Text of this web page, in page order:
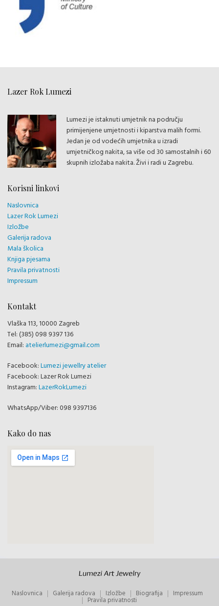
Lazer Rok Lumezi
Lumezi je istaknuti umjetnik na području
primijenjene umjetnosti i kiparstva malih formi.
Jedan je od vodećih umjetnika u izradi
umjetničkog nakita, sa više od 30 samostalnih i 60
skupnih izložaba nakita. Živi i radi u Zagrebu.
Korisni linkovi
Naslovnica
Lazer Rok Lumezi
Izložbe
Galerija radova
Mala školica
Knjiga pjesama
Pravila privatnosti
Impressum
Kontakt
Vlaška 113, 10000 Zagreb
Tel: (385) 098 9397 136
Email: atelierlumezi@gmail.com
Facebook:Lumezi jewellry atelier
Facebook: Lazer Rok Lumezi
Instagram:LazerRokLumezi
WhatsApp/Viber: 098 9397136
Kako do nas
Naslovnica Galerija radova Izložbe Biografija Impressum
Pravila privatnosti